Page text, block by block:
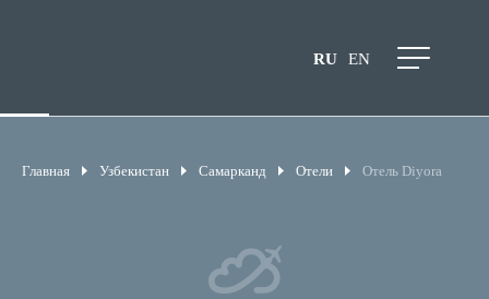
RU EN
Главная Узбекистан Самарканд Отели Отель Diyora